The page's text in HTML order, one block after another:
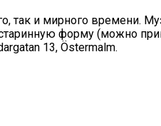
так и мирного времени.
форму (можно
13, Östermalm.